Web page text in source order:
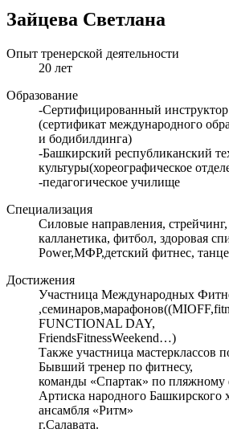
Зайцева Светлана
Опыт тренерской деятельности
20 лет
Образование
-Сертифицированный
(сертификат международного
и бодибилдинга)
-Башкирский республиканский
культуры(хореографическое
-педагогическое училище
Специализация
Силовые направления, стрейчинг,
калланетика, фитбол, здоровая
Power,МФР,детский фитнес,
Достижения
Участница Международных
FUNCTIONAL DAY,
FriendsFitnessWeekend…)
Также участница мастерклассов
Бывший тренер по фитнесу,
команды «Спартак» по пляжному
Артиска народного Башкирского
ансамбля «Ритм»
г.Салавата.